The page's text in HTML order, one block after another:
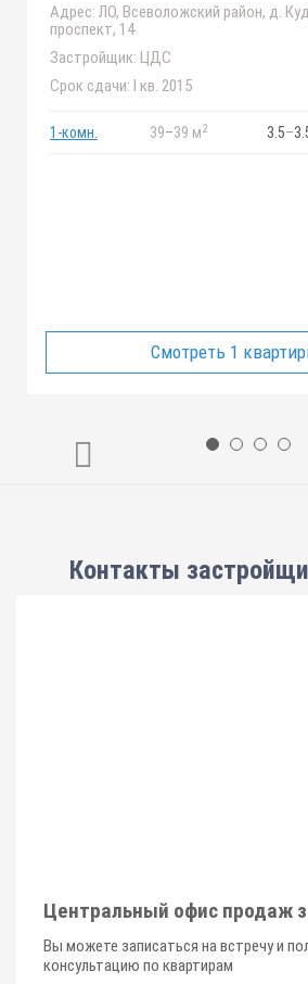
Адрес: ЛО, Всеволожский район, д.
проспект, 14
Застройщик: ЦДС
Срок сдачи: I кв. 2015
1-комн. 39–39 м2 3.5–
Смотреть 1
Контакты
Центральный офис продаж
Вы можете записаться на встречу и
консультацию по квартирам